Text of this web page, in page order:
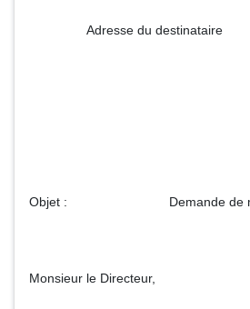
Adresse du destinataire
Objet : Demande de
Monsieur le Directeur,